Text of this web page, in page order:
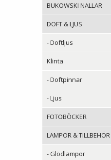
BUKOWSKI NALLAR
DOFT & LJUS
- Doftljus
Klinta
- Doftpinnar
- Ljus
FOTOBÖCKER
LAMPOR & TILLBEHÖR
- Glödlampor